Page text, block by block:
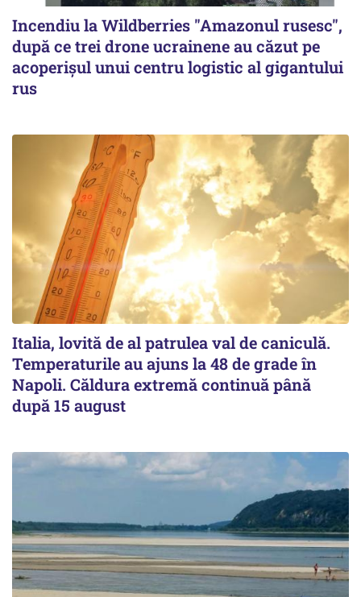
Incendiu la Wildberries "Amazonul rusesc",
după ce trei drone ucrainene au căzut pe
acoperişul unui centru logistic al gigantului
rus
Italia, lovită de al patrulea val de caniculă.
Temperaturile au ajuns la 48 de grade în
Napoli. Căldura extremă continuă până
după 15 august